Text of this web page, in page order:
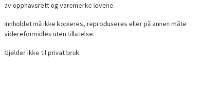
av opphavsrett og varemerke lovene.
Innholdet må ikke kopieres, reproduseres eller på annen måte
videreformidles uten tillatelse.
Gjelder ikke til privat bruk.